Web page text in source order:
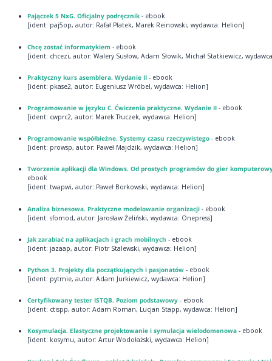
Pajączek 5 NxG. Oficjalny podręcznik- ebook
[ident: paj5op, autor: Rafał Płatek, Marek Reinowski, wydawca: Helion]
Chcę zostać informatykiem - ebook
[ident: chcezi, autor: Walery Susłow, Adam Słowik, Michał Statkiewicz,
Praktyczny kurs asemblera. Wydanie II- ebook
[ident: pkase2, autor: Eugeniusz Wróbel, wydawca: Helion]
Programowanie w języku C. Ćwiczenia praktyczne. Wydanie II - ebook
[ident: cwprc2, autor: Marek Tłuczek, wydawca: Helion]
Programowanie współbieżne. Systemy czasu rzeczywistego- ebook
[ident: prowsp, autor: Paweł Majdzik, wydawca: Helion]
Tworzenie aplikacji dla Windows. Od prostych programów do gier
ebook
[ident: twapwi, autor: Paweł Borkowski, wydawca: Helion]
Analiza biznesowa. Praktyczne modelowanie organizacji- ebook
[ident: sfomod, autor: Jarosław Żeliński, wydawca: Onepress]
Jak zarabiać na aplikacjach i grach mobilnych - ebook
[ident: jazaap, autor: Piotr Stalewski, wydawca: Helion]
Python 3. Projekty dla początkujących i pasjonatów- ebook
[ident: pytmie, autor: Adam Jurkiewicz, wydawca: Helion]
Certyfikowany tester ISTQB. Poziom podstawowy- ebook
[ident: ctispp, autor: Adam Roman, Lucjan Stapp, wydawca: Helion]
Kosymulacja. Elastyczne projektowanie i symulacja wielodomenowa- ebook
[ident: kosymu, autor: Artur Wodołażski, wydawca: Helion]